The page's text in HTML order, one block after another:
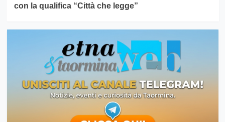
con la qualifica “Città che legge”